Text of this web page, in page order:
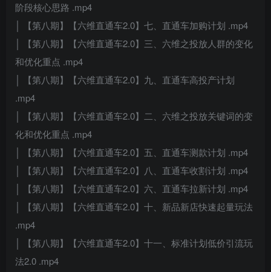
阶段核心思路 .mp4
│ 【第八期】【六维直通车2.0】七、直通车加购计划 .mp4
│ 【第八期】【六维直通车2.0】三、六维之投放人群的变化
和优化重点 .mp4
│ 【第八期】【六维直通车2.0】九、直通车高投产计划
.mp4
│ 【第八期】【六维直通车2.0】二、六维之投放关键词的变
化和优化重点 .mp4
│ 【第八期】【六维直通车2.0】五、直通车测款计划 .mp4
│ 【第八期】【六维直通车2.0】八、直通车收割计划 .mp4
│ 【第八期】【六维直通车2.0】六、直通车拉新计划 .mp4
│ 【第八期】【六维直通车2.0】十、新品新店快速起量玩法
.mp4
│ 【第八期】【六维直通车2.0】十一、标准计划低价引流玩
法2.0 .mp4